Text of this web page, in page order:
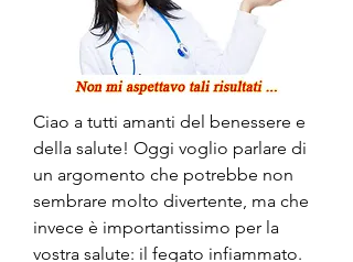
Ciao a tutti amanti del benessere e
della salute! Oggi voglio parlare di
un argomento che potrebbe non
sembrare molto divertente, ma che
invece è importantissimo per la
vostra salute: il fegato infiammato.